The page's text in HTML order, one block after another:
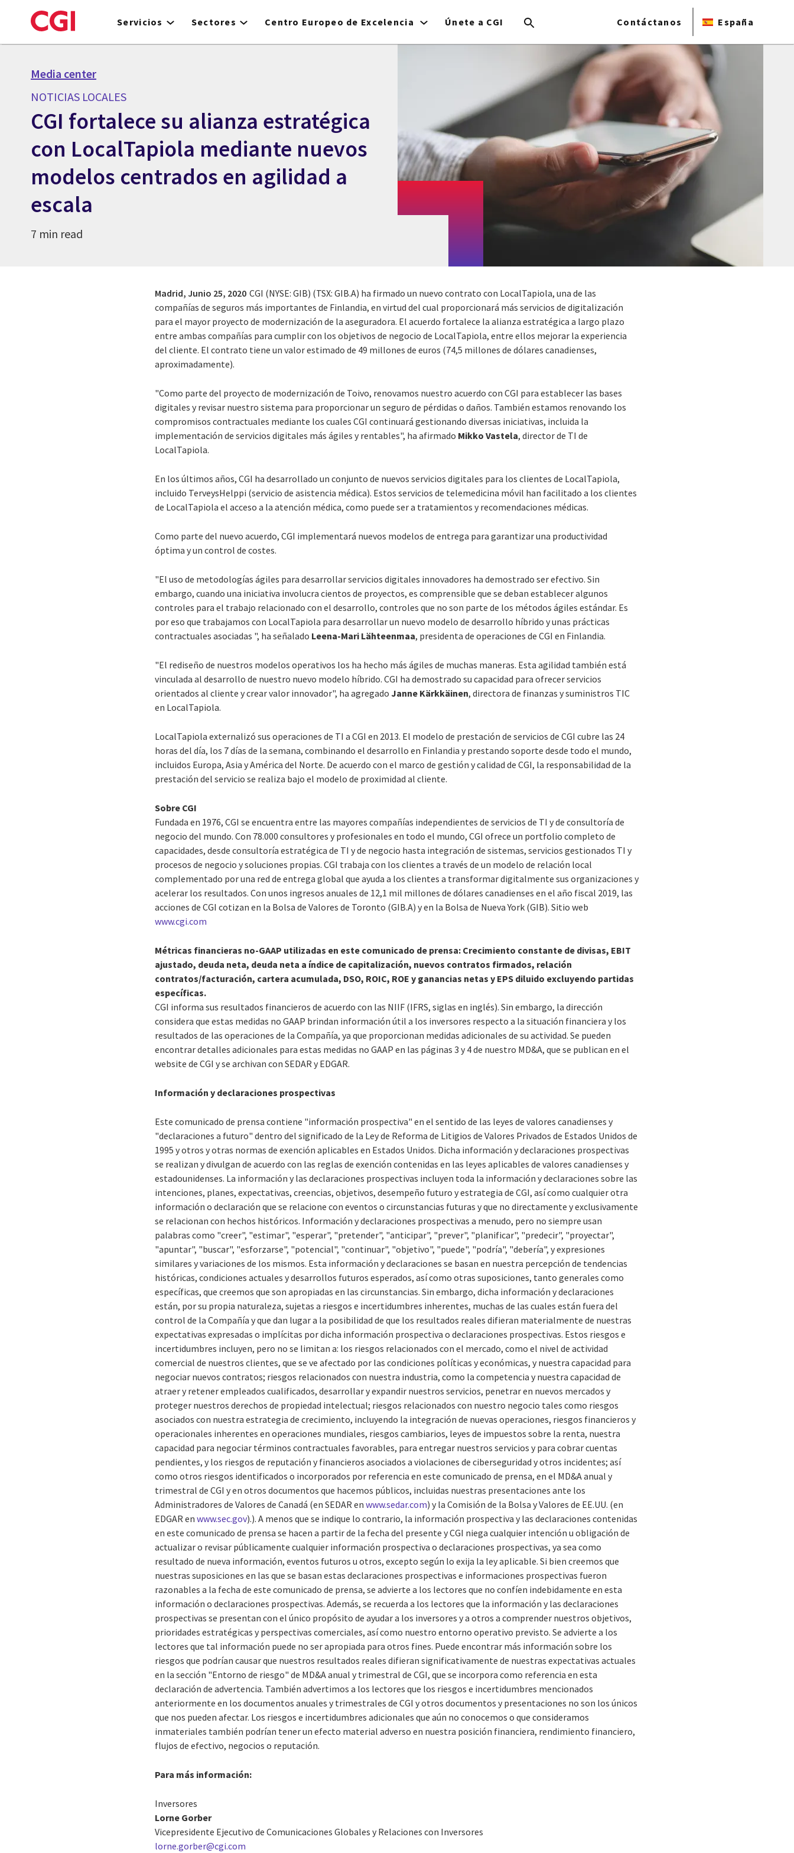
to
Servicios Sectores Centro Europeo de Excelencia Únete a CGI Contáctanos España
Media center
NOTICIAS LOCALES
CGI fortalece su alianza estratégica
con LocalTapiola mediante nuevos
modelos centrados en agilidad a
escala
7 min read
Madrid, Junio 25, 2020 CGI (NYSE: GIB) (TSX: GIB.A) ha firmado un nuevo contrato con LocalTapiola, una de las
compañías de seguros más importantes de Finlandia, en virtud del cual proporcionará más servicios de digitalización
para el mayor proyecto de modernización de la aseguradora. El acuerdo fortalece la alianza estratégica a largo plazo
entre ambas compañías para cumplir con los objetivos de negocio de LocalTapiola, entre ellos mejorar la experiencia
del cliente. El contrato tiene un valor estimado de 49 millones de euros (74,5 millones de dólares canadienses,
aproximadamente).
"Como parte del proyecto de modernización de Toivo, renovamos nuestro acuerdo con CGI para establecer las bases
digitales y revisar nuestro sistema para proporcionar un seguro de pérdidas o daños. También estamos renovando los
compromisos contractuales mediante los cuales CGI continuará gestionando diversas iniciativas, incluida la
implementación de servicios digitales más ágiles y rentables", ha afirmado Mikko Vastela, director de TI de
LocalTapiola.
En los últimos años, CGI ha desarrollado un conjunto de nuevos servicios digitales para los clientes de LocalTapiola,
incluido TerveysHelppi (servicio de asistencia médica). Estos servicios de telemedicina móvil han facilitado a los clientes
de LocalTapiola el acceso a la atención médica, como puede ser a tratamientos y recomendaciones médicas.
Como parte del nuevo acuerdo, CGI implementará nuevos modelos de entrega para garantizar una productividad
óptima y un control de costes.
"El uso de metodologías ágiles para desarrollar servicios digitales innovadores ha demostrado ser efectivo. Sin
embargo, cuando una iniciativa involucra cientos de proyectos, es comprensible que se deban establecer algunos
controles para el trabajo relacionado con el desarrollo, controles que no son parte de los métodos ágiles estándar. Es
por eso que trabajamos con LocalTapiola para desarrollar un nuevo modelo de desarrollo híbrido y unas prácticas
contractuales asociadas ", ha señalado Leena-Mari Lähteenmaa, presidenta de operaciones de CGI en Finlandia.
"El rediseño de nuestros modelos operativos los ha hecho más ágiles de muchas maneras. Esta agilidad también está
vinculada al desarrollo de nuestro nuevo modelo híbrido. CGI ha demostrado su capacidad para ofrecer servicios
orientados al cliente y crear valor innovador", ha agregadoJanne Kärkkäinen, directora de finanzas y suministros TIC
en LocalTapiola.
LocalTapiola externalizó sus operaciones de TI a CGI en 2013. El modelo de prestación de servicios de CGI cubre las 24
horas del día, los 7 días de la semana, combinando el desarrollo en Finlandia y prestando soporte desde todo el mundo,
incluidos Europa, Asia y América del Norte. De acuerdo con el marco de gestión y calidad de CGI, la responsabilidad de la
prestación del servicio se realiza bajo el modelo de proximidad al cliente.
Sobre CGI
Fundada en 1976, CGI se encuentra entre las mayores compañías independientes de servicios de TI y de consultoría de
negocio del mundo. Con 78.000 consultores y profesionales en todo el mundo, CGI ofrece un portfolio completo de
capacidades, desde consultoría estratégica de TI y de negocio hasta integración de sistemas, servicios gestionados TI y
procesos de negocio y soluciones propias. CGI trabaja con los clientes a través de un modelo de relación local
complementado por una red de entrega global que ayuda a los clientes a transformar digitalmente sus organizaciones y
acelerar los resultados. Con unos ingresos anuales de 12,1 mil millones de dólares canadienses en el año fiscal 2019, las
acciones de CGI cotizan en la Bolsa de Valores de Toronto (GIB.A) y en la Bolsa de Nueva York (GIB). Sitio web
www.cgi.com
Métricas financieras no-GAAP utilizadas en este comunicado de prensa: Crecimiento constante de divisas, EBIT
ajustado, deuda neta, deuda neta a índice de capitalización, nuevos contratos firmados, relación
contratos/facturación, cartera acumulada, DSO, ROIC, ROE y ganancias netas y EPS diluido excluyendo partidas
específicas.
CGI informa sus resultados financieros de acuerdo con las NIIF (IFRS, siglas en inglés). Sin embargo, la dirección
considera que estas medidas no GAAP brindan información útil a los inversores respecto a la situación financiera y los
resultados de las operaciones de la Compañía, ya que proporcionan medidas adicionales de su actividad. Se pueden
encontrar detalles adicionales para estas medidas no GAAP en las páginas 3 y 4 de nuestro MD&A, que se publican en el
website de CGI y se archivan con SEDAR y EDGAR.
Información y declaraciones prospectivas
Este comunicado de prensa contiene "información prospectiva" en el sentido de las leyes de valores canadienses y
"declaraciones a futuro" dentro del significado de la Ley de Reforma de Litigios de Valores Privados de Estados Unidos de
1995 y otros y otras normas de exención aplicables en Estados Unidos. Dicha información y declaraciones prospectivas
se realizan y divulgan de acuerdo con las reglas de exención contenidas en las leyes aplicables de valores canadienses y
estadounidenses. La información y las declaraciones prospectivas incluyen toda la información y declaraciones sobre las
intenciones, planes, expectativas, creencias, objetivos, desempeño futuro y estrategia de CGI, así como cualquier otra
información o declaración que se relacione con eventos o circunstancias futuras y que no directamente y exclusivamente
se relacionan con hechos históricos. Información y declaraciones prospectivas a menudo, pero no siempre usan
palabras como "creer", "estimar", "esperar", "pretender", "anticipar", "prever", "planificar", "predecir", "proyectar",
"apuntar", "buscar", "esforzarse", "potencial", "continuar", "objetivo", "puede", "podría", "debería", y expresiones
similares y variaciones de los mismos. Esta información y declaraciones se basan en nuestra percepción de tendencias
históricas, condiciones actuales y desarrollos futuros esperados, así como otras suposiciones, tanto generales como
específicas, que creemos que son apropiadas en las circunstancias. Sin embargo, dicha información y declaraciones
están, por su propia naturaleza, sujetas a riesgos e incertidumbres inherentes, muchas de las cuales están fuera del
control de la Compañía y que dan lugar a la posibilidad de que los resultados reales difieran materialmente de nuestras
expectativas expresadas o implícitas por dicha información prospectiva o declaraciones prospectivas. Estos riesgos e
incertidumbres incluyen, pero no se limitan a: los riesgos relacionados con el mercado, como el nivel de actividad
comercial de nuestros clientes, que se ve afectado por las condiciones políticas y económicas, y nuestra capacidad para
negociar nuevos contratos; riesgos relacionados con nuestra industria, como la competencia y nuestra capacidad de
atraer y retener empleados cualificados, desarrollar y expandir nuestros servicios, penetrar en nuevos mercados y
proteger nuestros derechos de propiedad intelectual; riesgos relacionados con nuestro negocio tales como riesgos
asociados con nuestra estrategia de crecimiento, incluyendo la integración de nuevas operaciones, riesgos financieros y
operacionales inherentes en operaciones mundiales, riesgos cambiarios, leyes de impuestos sobre la renta, nuestra
capacidad para negociar términos contractuales favorables, para entregar nuestros servicios y para cobrar cuentas
pendientes, y los riesgos de reputación y financieros asociados a violaciones de ciberseguridad y otros incidentes; así
como otros riesgos identificados o incorporados por referencia en este comunicado de prensa, en el MD&A anual y
trimestral de CGI y en otros documentos que hacemos públicos, incluidas nuestras presentaciones ante los
Administradores de Valores de Canadá (en SEDAR enwww.sedar.com) y la Comisión de la Bolsa y Valores de EE.UU. (en
EDGAR enwww.sec.gov).). A menos que se indique lo contrario, la información prospectiva y las declaraciones contenidas
en este comunicado de prensa se hacen a partir de la fecha del presente y CGI niega cualquier intención u obligación de
actualizar o revisar públicamente cualquier información prospectiva o declaraciones prospectivas, ya sea como
resultado de nueva información, eventos futuros u otros, excepto según lo exija la ley aplicable. Si bien creemos que
nuestras suposiciones en las que se basan estas declaraciones prospectivas e informaciones prospectivas fueron
razonables a la fecha de este comunicado de prensa, se advierte a los lectores que no confíen indebidamente en esta
información o declaraciones prospectivas. Además, se recuerda a los lectores que la información y las declaraciones
prospectivas se presentan con el único propósito de ayudar a los inversores y a otros a comprender nuestros objetivos,
prioridades estratégicas y perspectivas comerciales, así como nuestro entorno operativo previsto. Se advierte a los
lectores que tal información puede no ser apropiada para otros fines. Puede encontrar más información sobre los
riesgos que podrían causar que nuestros resultados reales difieran significativamente de nuestras expectativas actuales
en la sección "Entorno de riesgo" de MD&A anual y trimestral de CGI, que se incorpora como referencia en esta
declaración de advertencia. También advertimos a los lectores que los riesgos e incertidumbres mencionados
anteriormente en los documentos anuales y trimestrales de CGI y otros documentos y presentaciones no son los únicos
que nos pueden afectar. Los riesgos e incertidumbres adicionales que aún no conocemos o que consideramos
inmateriales también podrían tener un efecto material adverso en nuestra posición financiera, rendimiento financiero,
flujos de efectivo, negocios o reputación.
Para más información:
Inversores
Lorne Gorber
Vicepresidente Ejecutivo de Comunicaciones Globales y Relaciones con Inversores
lorne.gorber@cgi.com